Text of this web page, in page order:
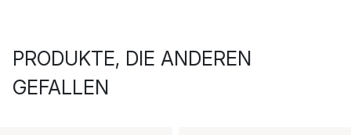
PRODUKTE, DIE ANDEREN
GEFALLEN